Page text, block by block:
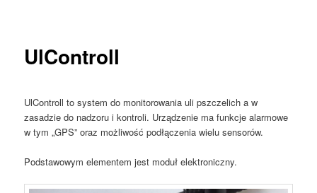
UlControll
UlControll to system do monitorowania uli pszczelich a w
zasadzie do nadzoru i kontroli. Urządzenie ma funkcje alarmowe
w tym „GPS” oraz możliwość podłączenia wielu sensorów.
Podstawowym elementem jest moduł elektroniczny.